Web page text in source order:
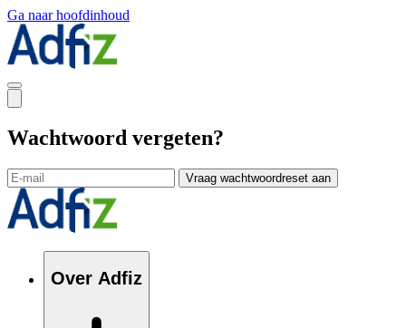
Ga naar hoofdinhoud
Wachtwoord vergeten?
Vraag wachtwoordreset aan
Over Adfiz